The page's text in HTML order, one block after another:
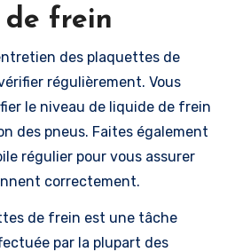
de frein
des plaquettes de
régulièrement. Vous
le niveau de liquide de frein
des pneus. Faites également
régulier pour vous assurer
correctement.
de frein est une tâche
par la plupart des